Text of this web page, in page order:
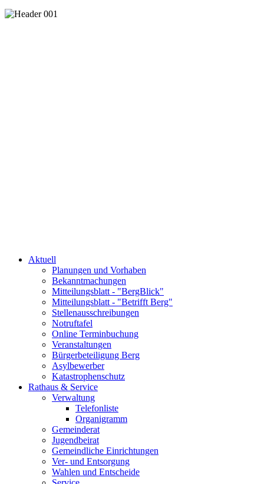
Aktuell
Planungen und Vorhaben
Bekanntmachungen
Mitteilungsblatt - "BergBlick"
Mitteilungsblatt - "Betrifft Berg"
Stellenausschreibungen
Notruftafel
Online Terminbuchung
Veranstaltungen
Bürgerbeteiligung Berg
Asylbewerber
Katastrophenschutz
Rathaus & Service
Verwaltung
Telefonliste
Organigramm
Gemeinderat
Jugendbeirat
Gemeindliche Einrichtungen
Ver- und Entsorgung
Wahlen und Entscheide